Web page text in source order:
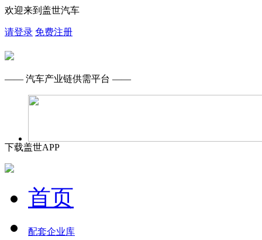
欢迎来到盖世汽车
请登录 免费注册
—— 汽车产业链供需平台 ——
下载盖世APP
首页
配套企业库